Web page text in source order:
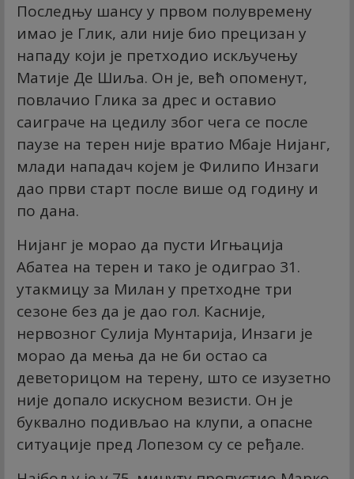
Последњу шансу у првом полувремену
имао је Глик, али није био прецизан у
нападу који је претходио искључењу
Матије Де Шиља. Он је, већ опоменут,
повлачио Глика за дрес и оставио
саиграче на цедилу због чега се после
паузе на терен није вратио Мбаје Нијанг,
млади нападач којем је Филипо Инзаги
дао први старт после више од годину и
по дана.
Нијанг је морао да пусти Игњација
Абатеа на терен и тако је одиграо 31.
утакмицу за Милан у претходне три
сезоне без да је дао гол. Касније,
нервозног Сулија Мунтарија, Инзаги је
морао да мења да не би остао са
деветорицом на терену, што се изузетно
није допало искусном везисти. Он је
буквално подивљао на клупи, а опасне
ситуације пред Лопезом су се ређале.